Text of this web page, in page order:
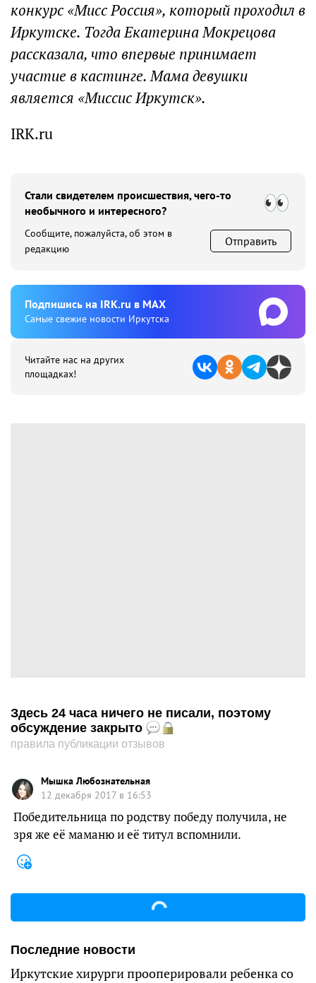
конкурс «Мисс Россия», который проходил в
Иркутске. Тогда Екатерина Мокрецова
рассказала, что впервые принимает
участие в кастинге. Мама девушки
является «Миссис Иркутск».
IRK.ru
Стали свидетелем происшествия, чего-то
необычного и интересного?
Сообщите, пожалуйста, об этом в
редакцию
Отправить
Подпишиcь на IRK.ru в MAX
Cамые свежие новости Иркутска
Читайте нас на других
площадках!
Здесь 24 часа ничего не писали, поэтому
обсуждение закрыто
правила публикации отзывов
Мышка Любознательная
12 декабря 2017 в 16:53
Победительница по родству победу получила, не
зря же её маманю и её титул вспомнили.
Последние новости
Иркутские хирурги прооперировали ребенка со